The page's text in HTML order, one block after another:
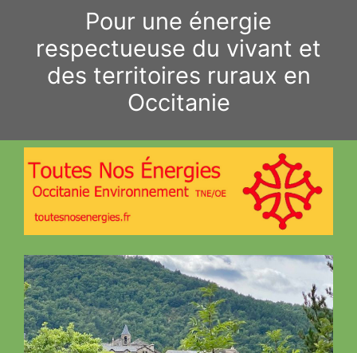
contenu
Pour une énergie
respectueuse du vivant et
des territoires ruraux en
Occitanie